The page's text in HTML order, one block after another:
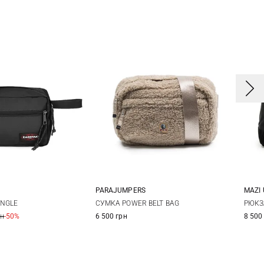
One Size
-50%
One Size
PARAJUMPERS
СУМКА POWER BELT BAG
6 500 грн
MAZI
8 500